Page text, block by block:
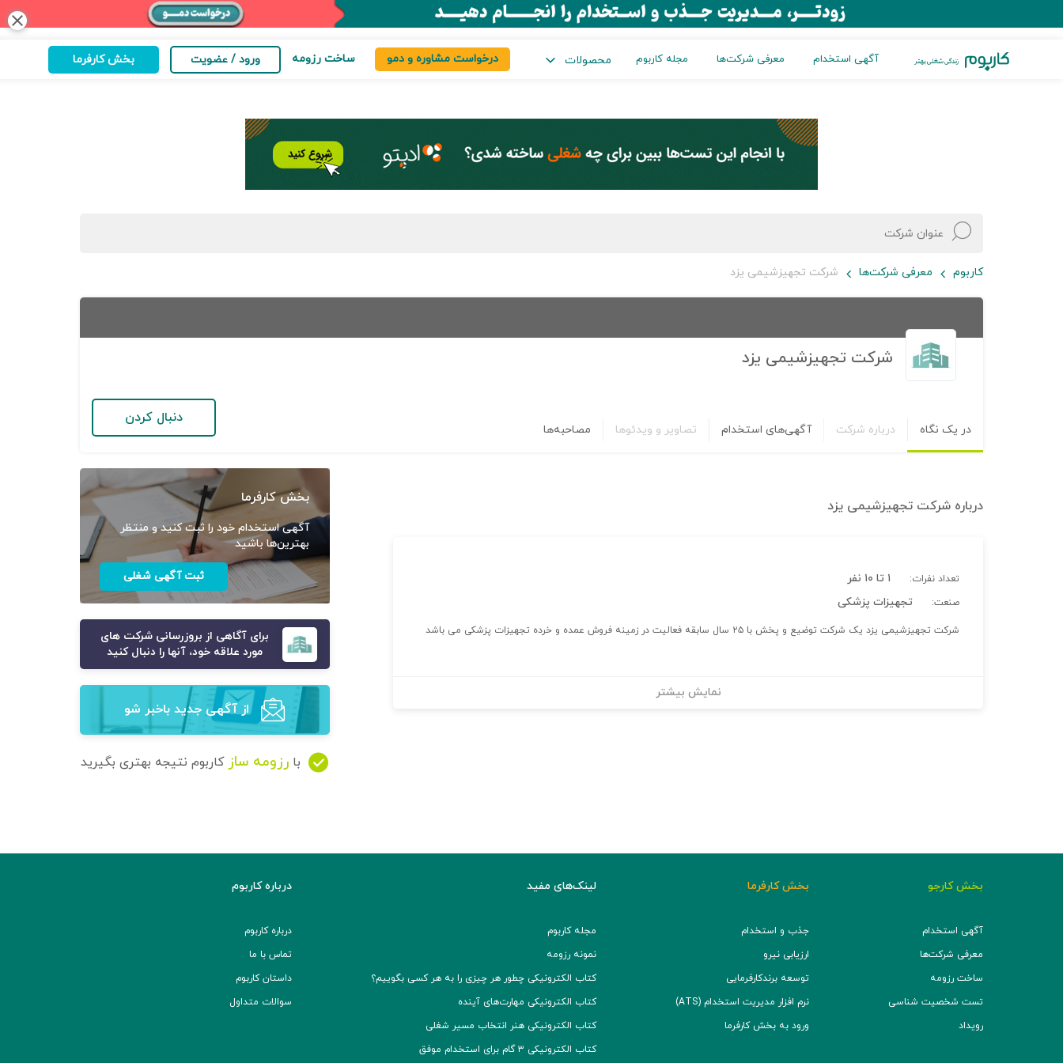
close
آگهی استخدام معرفی شرکت‌ها مجله کاربوم محصولات درخواست مشاوره و دمو ساخت رزومه ورود / عضویت بخش کارفرما
کاربوم معرفی شرکت‌ها شرکت تجهیزشیمی یزد
شرکت تجهیزشیمی یزد
در یک نگاه درباره شرکت آگهی‌های استخدام تصاویر و ویدئوها مصاحبه‌ها
دنبال کردن
درباره شرکت تجهیزشیمی یزد
تعداد نفرات: ۱ تا ۱۰ نفر
صنعت: تجهیزات پزشکی
شرکت تجهیزشیمی یزد یک شرکت توضیع و پخش با ۲۵ سال سابقه فعالیت در زمینه فروش عمده و خرده تجهیزات پزشکی می باشد
نمایش بیشتر
بخش کارفرما
آگهی استخدام خود را ثبت کنید و منتظر
بهترین‌ها باشید
ثبت آگهی شغلی
برای آگاهی از بروزرسانی شرکت های
مورد علاقه خود، آنها را دنبال کنید
از آگهی‌ جدید باخبر شو
با رزومه ساز کاربوم نتیجه بهتری بگیرید
بخش کارجو
آگهی استخدام
معرفی شرکت‌ها
ساخت رزومه
تست شخصیت شناسی
رویداد
بخش کارفرما
جذب و استخدام
ارزیابی نیرو
توسعه برند‌کارفرمایی
نرم افزار مدیریت استخدام (ATS)
ورود به بخش کارفرما
لینک‌های مفید
مجله کاربوم
نمونه رزومه
کتاب الکترونیکی چطور هر چیزی را به هر کسی بگوییم؟
کتاب الکترونیکی مهارت‌های آینده
کتاب الکترونیکی هنر انتخاب مسیر شغلی
کتاب الکترونیکی ۳ گام برای استخدام موفق
درباره کاربوم
درباره کاربوم
تماس با ما
داستان کاربوم
سوالات متداول